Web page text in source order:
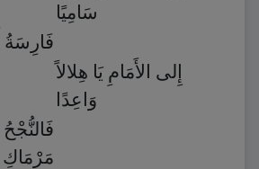
سَامِيًا
فَارِسَةُ
إِلى الأَمَامِ يَا هِلالاً
وَاعِدًا
مَرْمَاكِ